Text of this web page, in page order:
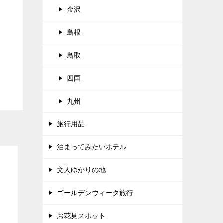
金沢
島根
鳥取
四国
九州
旅行用品
泊まってみたいホテル
文人ゆかりの地
ゴールデンウィーク旅行
お花見スポット